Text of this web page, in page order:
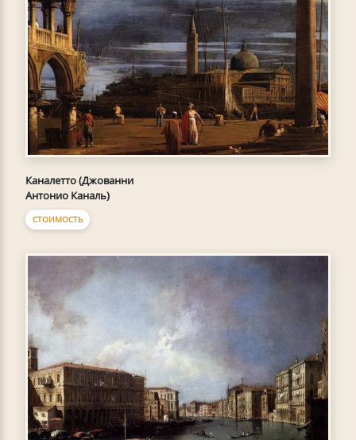
Каналетто (Джованни
Антонио Каналь)
СТОИМОСТЬ